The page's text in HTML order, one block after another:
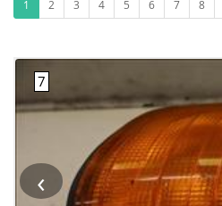
1 2 3 4 5 6 7 8
‹